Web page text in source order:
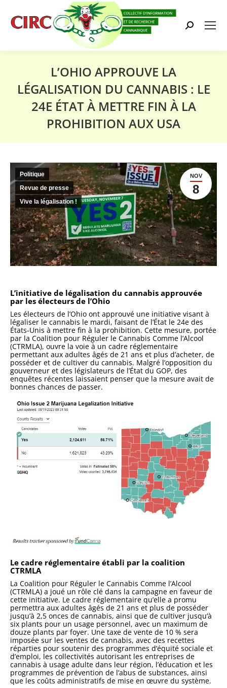
Search:
L’OHIO APPROUVE LA
LÉGALISATION DU CANNABIS : LE
24E ÉTAT À METTRE FIN À LA
PROHIBITION AUX USA
NOV
8
Politique
Revue de presse
Vive la légalisation !
L’initiative de légalisation du cannabis approuvée
par les électeurs de l’Ohio
Les électeurs de l’Ohio ont approuvé une initiative visant à
légaliser le cannabis le mardi, faisant de l’État le 24e des
États-Unis à mettre fin à la prohibition. Cette mesure, portée
par la Coalition pour Réguler le Cannabis Comme l’Alcool
(CTRMLA), ouvre la voie à un cadre réglementaire
permettant aux adultes âgés de 21 ans et plus d’acheter, de
posséder et de cultiver du cannabis. Malgré l’opposition du
gouverneur et des législateurs de l’État du GOP, des
enquêtes récentes laissaient penser que la mesure avait de
bonnes chances de passer.
Le cadre réglementaire établi par la coalition
CTRMLA
La Coalition pour Réguler le Cannabis Comme l’Alcool
(CTRMLA) a joué un rôle clé dans la campagne en faveur de
cette initiative. Le cadre réglementaire qu’elle a promu
permettra aux adultes âgés de 21 ans et plus de posséder
jusqu’à 2,5 onces de cannabis, ainsi que de cultiver jusqu’à
six plants pour un usage personnel, avec un maximum de
douze plants par foyer. Une taxe de vente de 10 % sera
imposée sur les ventes de cannabis, avec des recettes
réparties pour soutenir des programmes d’équité sociale et
d’emploi, les collectivités autorisant les entreprises de
cannabis à usage adulte dans leur région, l’éducation et les
programmes de prévention de l’abus de substances, ainsi
que les coûts administratifs de mise en œuvre du système.